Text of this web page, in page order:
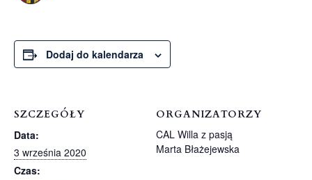
Dodaj do kalendarza
SZCZEGÓŁY
Data:
3 września 2020
Czas:
ORGANIZATORZY
CAL Willa z pasją
Marta Błażejewska